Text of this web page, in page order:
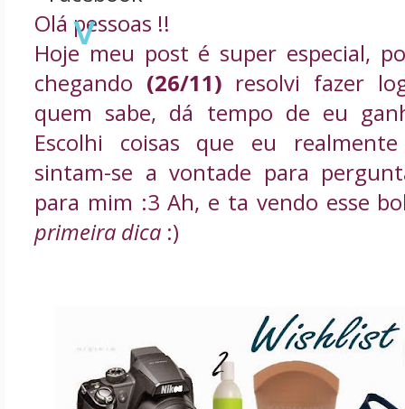
v
Olá pessoas !!
Hoje meu post é super especial,
chegando (26/11) resolvi fazer
quem sabe, dá tempo de eu
Escolhi coisas que eu
sintam-se a vontade para
para mim :3 Ah, e ta vendo esse
primeira dica :)